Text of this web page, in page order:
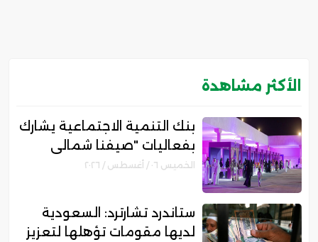
الأكثر مشاهدة
بنك التنمية الاجتماعية يشارك
بفعاليات "صيفنا شمالي
2026" لتمكين رواد الأعمالالخميس ٠٦ / أغسطس / ٢٠٢٦
ستاندرد تشارترد: السعودية
لديها مقومات تؤهلها لتعزيز